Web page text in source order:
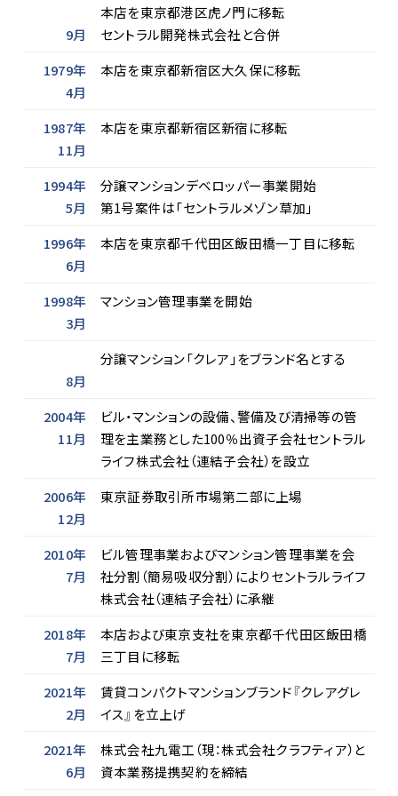
9月
本店を東京都港区虎ノ門に移転
セントラル開発株式会社と合併
1979年
4月
本店を東京都新宿区大久保に移転
1987年
11月
本店を東京都新宿区新宿に移転
1994年
5月
分譲マンションデベロッパー事業開始
第1号案件は「セントラルメゾン草加」
1996年
6月
本店を東京都千代田区飯田橋一丁目に移転
1998年
3月
マンション管理事業を開始
8月
分譲マンション「クレア」をブランド名とする
2004年
11月
ビル・マンションの設備、警備及び清掃等の管
理を主業務とした100％出資子会社セントラル
ライフ株式会社（連結子会社）を設立
2006年
12月
東京証券取引所市場第二部に上場
2010年
7月
ビル管理事業およびマンション管理事業を会
社分割（簡易吸収分割）によりセントラルライフ
株式会社（連結子会社）に承継
2018年
7月
本店および東京支社を東京都千代田区飯田橋
三丁目に移転
2021年
2月
賃貸コンパクトマンションブランド『クレアグレ
イス』を立上げ
2021年
6月
株式会社九電工（現：株式会社クラフティア）と
資本業務提携契約を締結